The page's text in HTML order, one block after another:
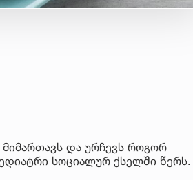
და ურჩევს როგორ
სოციალურ ქსელში წერს.